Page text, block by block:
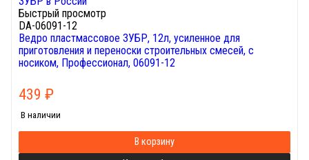
Быстрый просмотр
DA-06091-12
Ведро пластмассовое ЗУБР, 12л, усиленное для
приготовления и переноски строительных смесей, с
носиком, Профессионал, 06091-12
439 ₽
В наличии
В корзину